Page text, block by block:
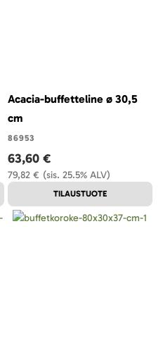
Acacia-buffetteline ø 30,5
cm
86953
(sis. 25.5% ALV)
79,82 €
63,60 €
TILAUSTUOTE